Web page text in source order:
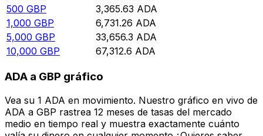
500 GBP 3,365.63 ADA
1,000 GBP 6,731.26 ADA
5,000 GBP 33,656.3 ADA
10,000 GBP 67,312.6 ADA
ADA a GBP gráfico
Vea su 1 ADA en movimiento. Nuestro gráfico en vivo de
ADA a GBP rastrea 12 meses de tasas del mercado
medio en tiempo real y muestra exactamente cuánto